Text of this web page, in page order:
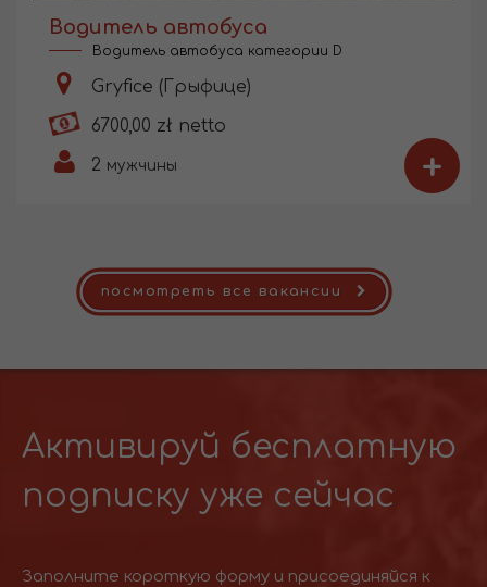
Водитель автобуса
Водитель автобуса категории D
Gryfice (Грыфице)
6700,00 zł netto
2 мужчины +
посмотреть все вакансии
Активируй бесплатную
подписку уже сейчас
Заполните короткую форму и присоединяйся к